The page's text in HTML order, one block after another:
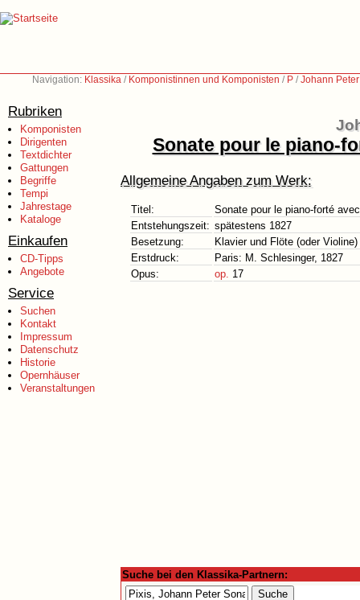
Navigation: Klassika / Komponistinnen und Komponisten / P /Johann
Rubriken
Komponisten
Dirigenten
Textdichter
Gattungen
Begriffe
Tempi
Jahrestage
Kataloge
Einkaufen
CD-Tipps
Angebote
Service
Suchen
Kontakt
Impressum
Datenschutz
Historie
Opernhäuser
Veranstaltungen
Sonate pour le piano-
Allgemeine Angaben zum Werk:
Titel:
Sonate pour le piano-forté
Entstehungszeit: spätestens 1827
Besetzung:
Klavier und Flöte (oder Violine)
Erstdruck:
Paris: M. Schlesinger, 1827
Opus:
op. 17
Suche bei den Klassika-Partnern: